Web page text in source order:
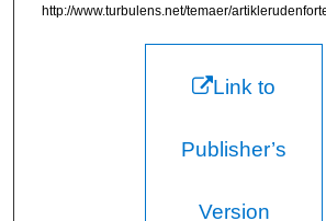
http://www.turbulens.net/temaer/
Link to
Publisher’s
Version